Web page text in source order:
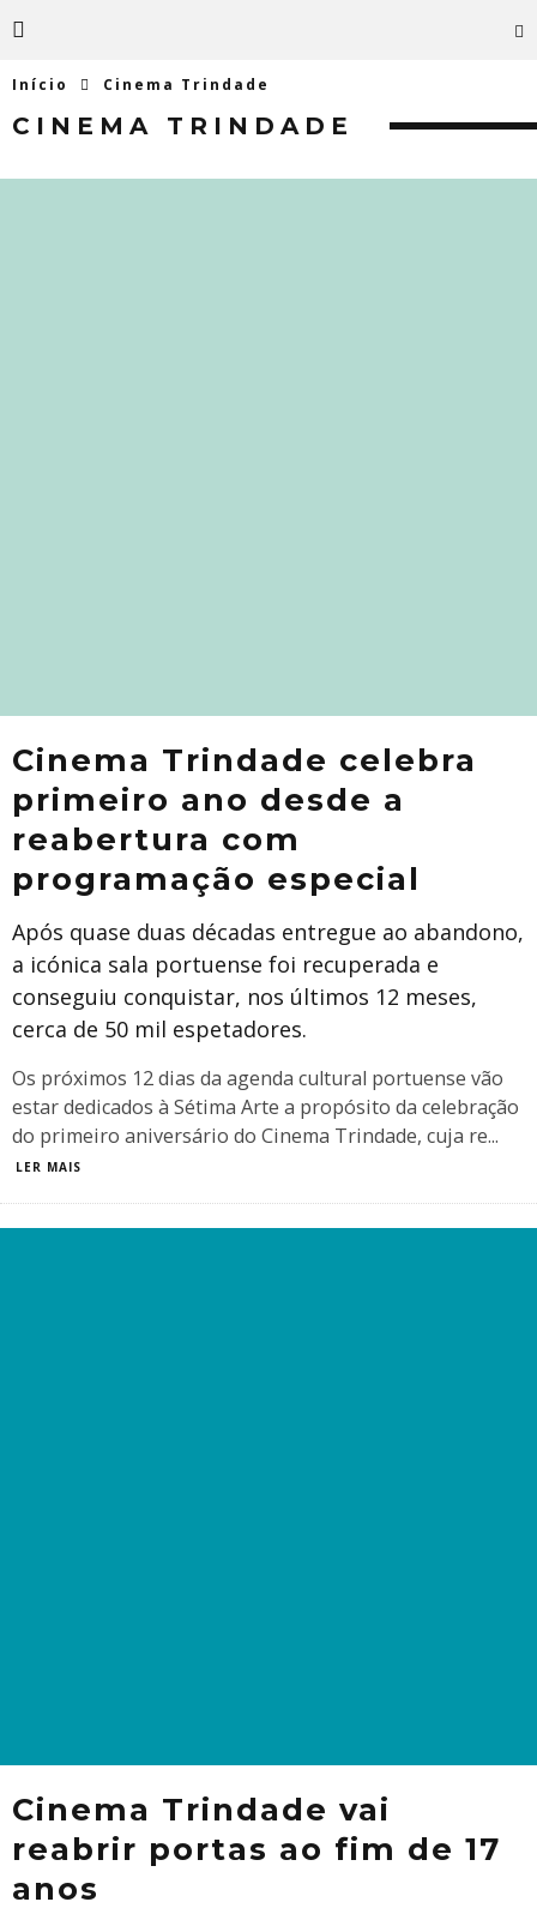
Início Cinema Trindade
CINEMA TRINDADE
Cinema Trindade celebra
primeiro ano desde a
reabertura com
programação especial
Após quase duas décadas entregue ao abandono,
a icónica sala portuense foi recuperada e
conseguiu conquistar, nos últimos 12 meses,
cerca de 50 mil espetadores.
Os próximos 12 dias da agenda cultural portuense vão
estar dedicados à Sétima Arte a propósito da celebração
do primeiro aniversário do Cinema Trindade, cuja re...
LER MAIS
Cinema Trindade vai
reabrir portas ao fim de 17
anos